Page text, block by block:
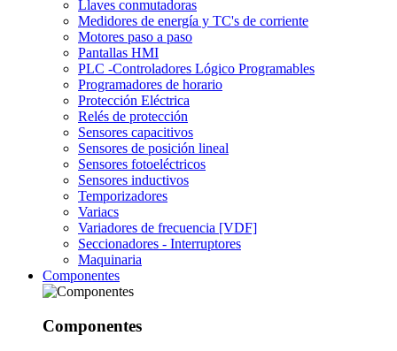
Llaves conmutadoras
Medidores de energía y TC's de corriente
Motores paso a paso
Pantallas HMI
PLC -Controladores Lógico Programables
Programadores de horario
Protección Eléctrica
Relés de protección
Sensores capacitivos
Sensores de posición lineal
Sensores fotoeléctricos
Sensores inductivos
Temporizadores
Variacs
Variadores de frecuencia [VDF]
Seccionadores - Interruptores
Maquinaria
Componentes
Componentes